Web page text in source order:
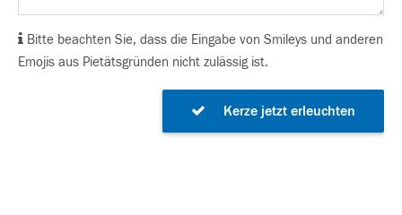
Bitte beachten Sie, dass die Eingabe von Smileys und anderen
Emojis aus Pietätsgründen nicht zulässig ist.
Kerze jetzt erleuchten